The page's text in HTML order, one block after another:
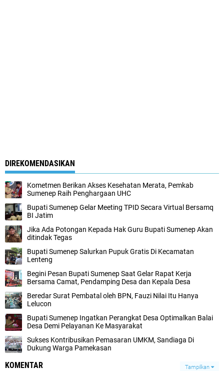
DIREKOMENDASIKAN
Kometmen Berikan Akses Kesehatan Merata, Pemkab
Sumenep Raih Penghargaan UHC
Bupati Sumenep Gelar Meeting TPID Secara Virtual Bersamq
BI Jatim
Jika Ada Potongan Kepada Hak Guru Bupati Sumenep Akan
ditindak Tegas
Bupati Sumenep Salurkan Pupuk Gratis Di Kecamatan
Lenteng
Begini Pesan Bupati Sumenep Saat Gelar Rapat Kerja
Bersama Camat, Pendamping Desa dan Kepala Desa
Beredar Surat Pembatal oleh BPN, Fauzi Nilai Itu Hanya
Lelucon
Bupati Sumenep Ingatkan Perangkat Desa Optimalkan Balai
Desa Demi Pelayanan Ke Masyarakat
Sukses Kontribusikan Pemasaran UMKM, Sandiaga Di
Dukung Warga Pamekasan
KOMENTAR Tampilkan